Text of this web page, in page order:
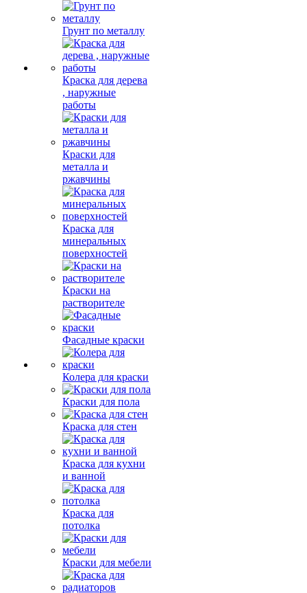
Грунт по металлу
Краска для дерева
, наружные
работы
Краски для
металла и
ржавчины
Краска для
минеральных
поверхностей
Краски на
растворителе
Фасадные краски
Колера для краски
Краски для пола
Краска для стен
Краска для кухни
и ванной
Краска для
потолка
Краски для мебели